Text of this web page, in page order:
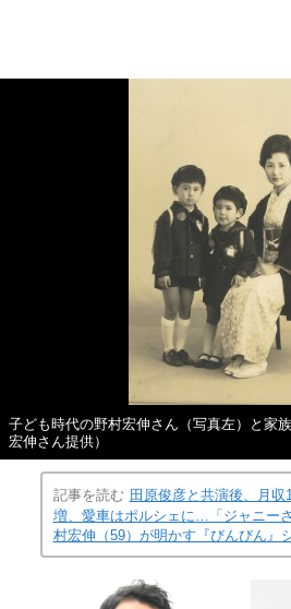
子ども時代の野村宏伸さん（写真左）と家
宏伸さん提供）
記事を読む 田原俊彦と共演後、月
増、愛車はポルシェに…「ジャニー
村宏伸（59）が明かす『びんびん』